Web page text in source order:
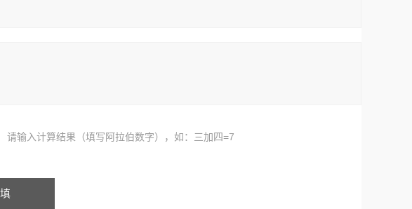
请输入计算结果（填写阿拉伯数字），如：三加四=7